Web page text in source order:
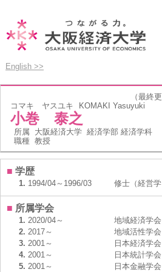
English >>
（最終更
コマキ ヤスユキ
KOMAKI Yasuyuki
小巻 泰之
所属 大阪経済大学 経済学部 経済学科
職種 教授
■ 学歴
1. 1994/04～1996/03 修士（経営学
■ 所属学会
1. 2020/04～
地域経済学会
2. 2017～
地域活性学会
3. 2001～
日本経済学会
4. 2001～
日本統計学会
5. 2001～
日本金融学会